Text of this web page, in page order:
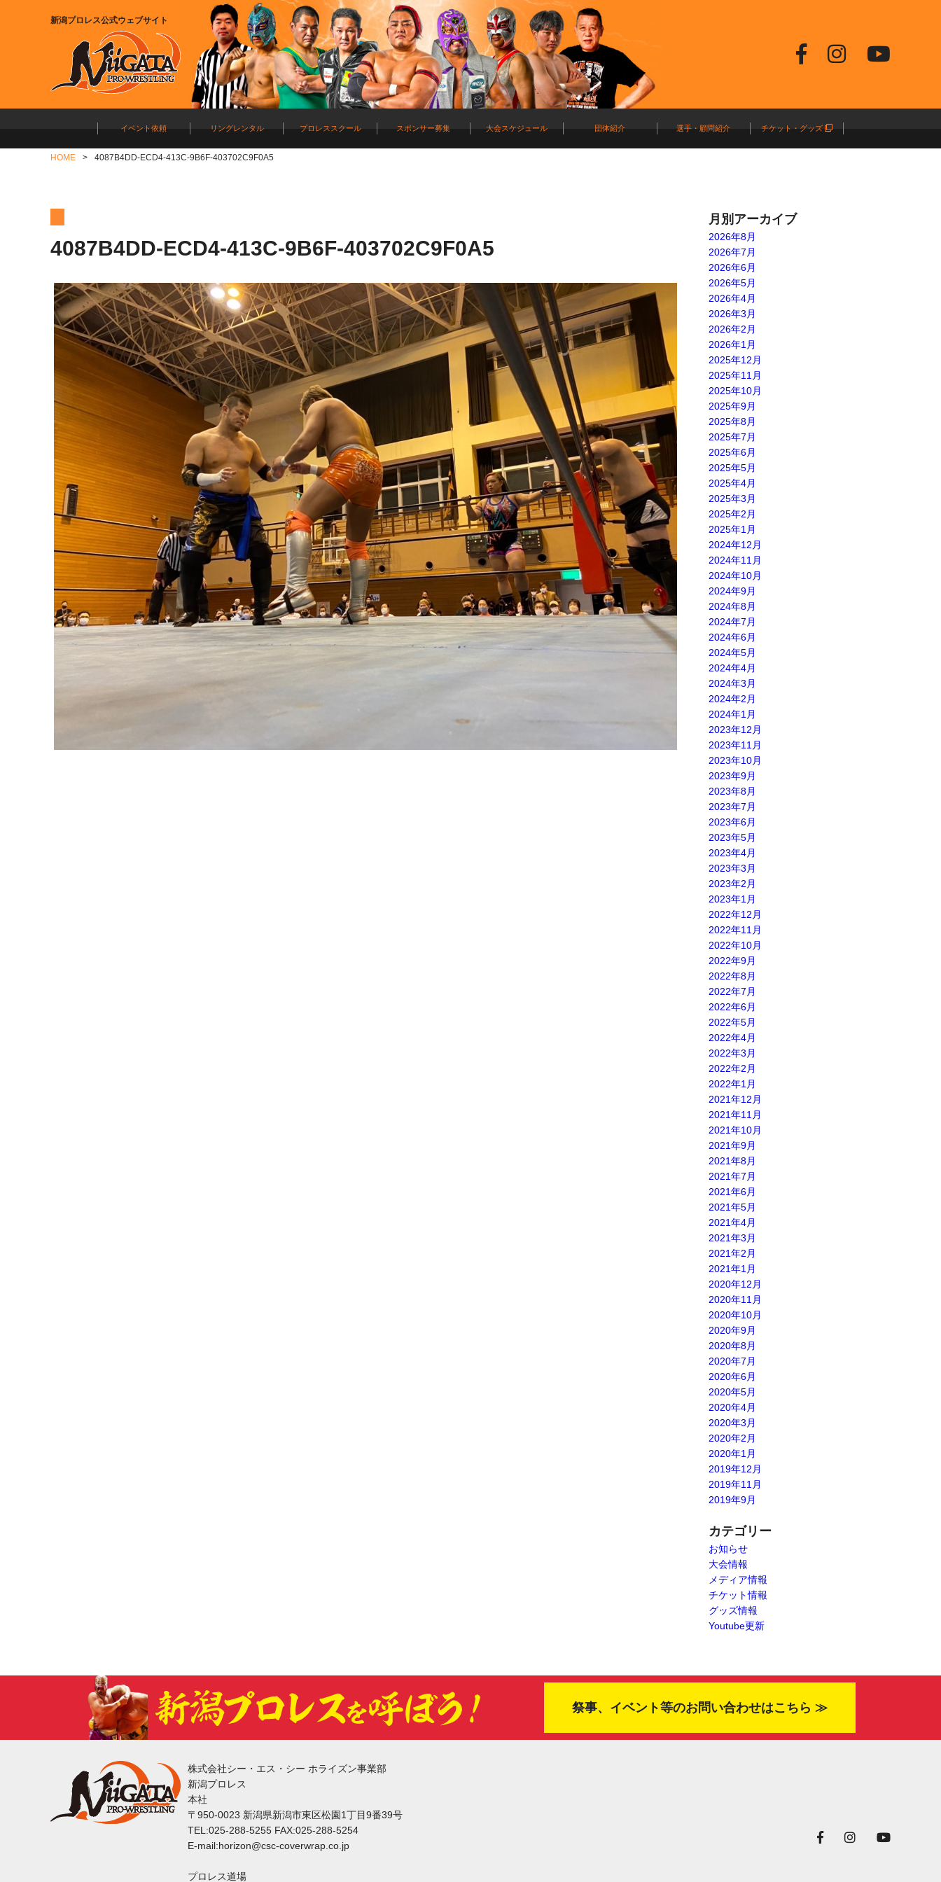
新潟プロレス公式ウェブサイト
イベント依頼 リングレンタル プロレススクール スポンサー募集 大会スケジュール 団体紹介 選手・顧問紹介 チケット・グッズ
HOME 4087B4DD-ECD4-413C-9B6F-403702C9F0A5
4087B4DD-ECD4-413C-9B6F-403702C9F0A5
月別アーカイブ
2026年8月
2026年7月
2026年6月
2026年5月
2026年4月
2026年3月
2026年2月
2026年1月
2025年12月
2025年11月
2025年10月
2025年9月
2025年8月
2025年7月
2025年6月
2025年5月
2025年4月
2025年3月
2025年2月
2025年1月
2024年12月
2024年11月
2024年10月
2024年9月
2024年8月
2024年7月
2024年6月
2024年5月
2024年4月
2024年3月
2024年2月
2024年1月
2023年12月
2023年11月
2023年10月
2023年9月
2023年8月
2023年7月
2023年6月
2023年5月
2023年4月
2023年3月
2023年2月
2023年1月
2022年12月
2022年11月
2022年10月
2022年9月
2022年8月
2022年7月
2022年6月
2022年5月
2022年4月
2022年3月
2022年2月
2022年1月
2021年12月
2021年11月
2021年10月
2021年9月
2021年8月
2021年7月
2021年6月
2021年5月
2021年4月
2021年3月
2021年2月
2021年1月
2020年12月
2020年11月
2020年10月
2020年9月
2020年8月
2020年7月
2020年6月
2020年5月
2020年4月
2020年3月
2020年2月
2020年1月
2019年12月
2019年11月
2019年9月
カテゴリー
お知らせ
大会情報
メディア情報
チケット情報
グッズ情報
Youtube更新
祭事、イベント等のお問い合わせはこちら ≫
株式会社シー・エス・シー ホライズン事業部
新潟プロレス
本社
〒950-0023 新潟県新潟市東区松園1丁目9番39号
TEL:025-288-5255 FAX:025-288-5254
E-mail:horizon@csc-coverwrap.co.jp
プロレス道場